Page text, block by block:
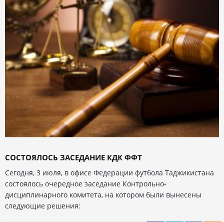
СОСТОЯЛОСЬ ЗАСЕДАНИЕ КДК ФФТ
Сегодня, 3 июля, в офисе Федерации футбола Таджикистана
состоялось очередное заседание Контрольно-
дисциплинарного комитета, на котором были вынесены
следующие решения: